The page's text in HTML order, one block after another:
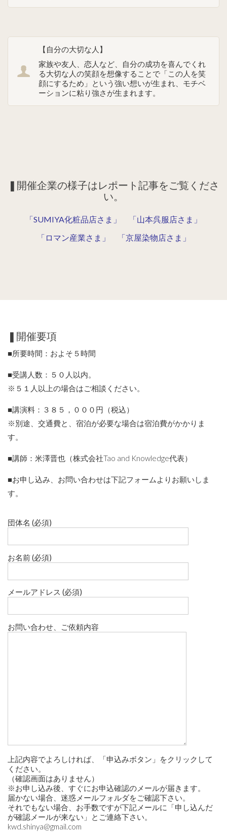
【自分の大切な人】
家族や友人、恋人など、自分の成功を喜んでくれ
る大切な人の笑顔を想像することで「この人を笑
顔にするため」という強い想いが生まれ、モチベ
ーションに粘り強さが生まれます。
❚開催企業の様子はレポート記事をご覧くださ
い。
「SUMIYA化粧品店さま」
「山本呉服店さま」
「ロマン産業さま」
「京屋染物店さま」
❚開催要項
■所要時間：およそ５時間
■受講人数：５０人以内。
※５１人以上の場合はご相談ください。
■講演料：３８５，０００円（税込）
※別途、交通費と、宿泊が必要な場合は宿泊費がかかりま
す。
■講師：米澤晋也（株式会社Tao and Knowledge代表）
■お申し込み、お問い合わせは下記フォームよりお願いしま
す。
団体名 (必須)
お名前 (必須)
メールアドレス (必須)
お問い合わせ、ご依頼内容
上記内容でよろしければ、「申込みボタン」をクリックして
ください。
（確認画面はありません）
※お申し込み後、すぐにお申込確認のメールが届きます。
届かない場合、迷惑メールフォルダをご確認下さい。
それでもない場合、お手数ですが下記メールに「申し込んだ
が確認メールが来ない」とご連絡下さい。
kwd.shinya@gmail.com